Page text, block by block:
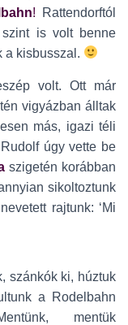
! Rattendorftól
is volt benne
a kisbusszal.
volt. Ott már
vigyázban álltak
más, igazi téli
úgy vette be
szigetén korábban
sikoltoztunk
rajtunk: ‘Mi
szánkók ki, húztuk
a Rodelbahn
mentük